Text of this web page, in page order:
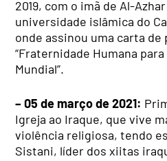
2019, com o imã de Al-
universidade islâmica do
onde assinou uma carta
“Fraternidade Humana
Mundial”.
– 05 de março de 2021:
Igreja ao Iraque, que vive
violência religiosa, tendo
Sistani, líder dos xiitas